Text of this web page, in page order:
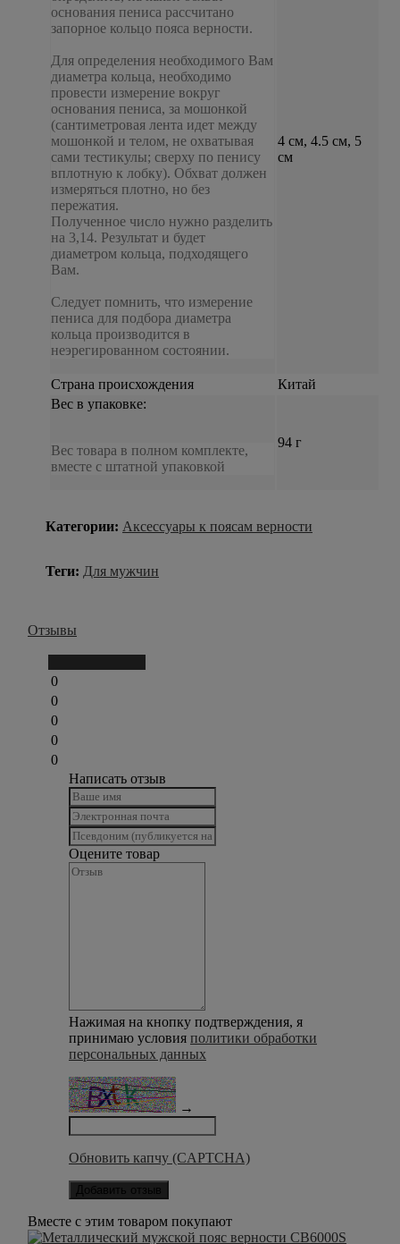
основания пениса рассчитано
запорное кольцо пояса верности.
Для определения необходимого Вам
диаметра кольца, необходимо
провести измерение вокруг
основания пениса, за мошонкой
(сантиметровая лента идет между
мошонкой и телом, не охватывая
сами тестикулы; сверху по пенису
вплотную к лобку). Обхват должен
измеряться плотно, но без
пережатия.
Полученное число нужно разделить
на 3,14. Результат и будет
диаметром кольца, подходящего
Вам.
Следует помнить, что измерение
пениса для подбора диаметра
кольца производится в
неэрегированном состоянии.
4 см, 4.5 см, 5
см
Страна происхождения
Китай
Вес в упаковке:
Вес товара в полном комплекте,
вместе с штатной упаковкой
94 г
Категории: Аксессуары к поясам верности
Теги: Для мужчин
Отзывы
0
0
0
0
0
Написать отзыв
Оцените товар
Нажимая на кнопку подтверждения, я
принимаю условия политики обработки
персональных данных
→
Обновить капчу (CAPTCHA)
Добавить отзыв
Вместе с этим товаром покупают